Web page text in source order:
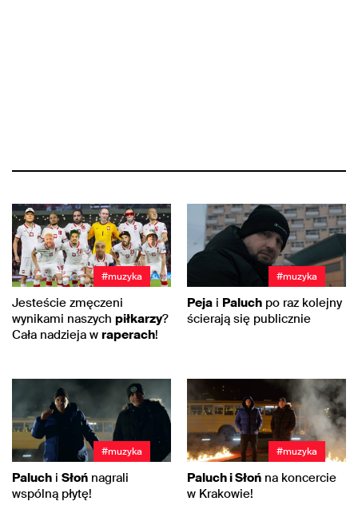
#muzyka
Jesteście zmęczeni
wynikami naszych piłkarzy?
Cała nadzieja w raperach!
#muzyka
Peja i Paluch po raz kolejny
ścierają się publicznie
#muzyka
Paluch i Słoń nagrali
wspólną płytę!
#muzyka
Paluch i Słoń na koncercie
w Krakowie!